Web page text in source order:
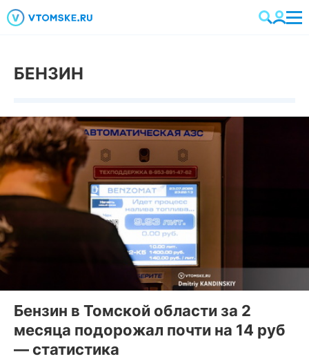
БЕНЗИН
Бензин в Томской области за 2
месяца подорожал почти на 14 руб
— статистика